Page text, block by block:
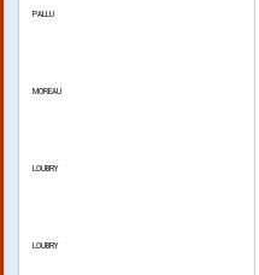
PALLU
MOREAU
LOUBRY
LOUBRY